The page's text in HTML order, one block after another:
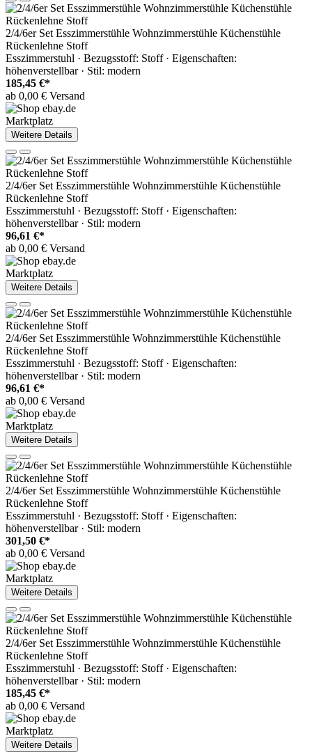
2/4/6er Set Esszimmerstühle Wohnzimmerstühle Küchenstühle
Rückenlehne Stoff
Esszimmerstuhl · Bezugsstoff: Stoff · Eigenschaften:
höhenverstellbar · Stil: modern
185,45 €*
ab 0,00 € Versand
Marktplatz
Weitere Details
2/4/6er Set Esszimmerstühle Wohnzimmerstühle Küchenstühle
Rückenlehne Stoff
Esszimmerstuhl · Bezugsstoff: Stoff · Eigenschaften:
höhenverstellbar · Stil: modern
96,61 €*
ab 0,00 € Versand
Marktplatz
Weitere Details
2/4/6er Set Esszimmerstühle Wohnzimmerstühle Küchenstühle
Rückenlehne Stoff
Esszimmerstuhl · Bezugsstoff: Stoff · Eigenschaften:
höhenverstellbar · Stil: modern
96,61 €*
ab 0,00 € Versand
Marktplatz
Weitere Details
2/4/6er Set Esszimmerstühle Wohnzimmerstühle Küchenstühle
Rückenlehne Stoff
Esszimmerstuhl · Bezugsstoff: Stoff · Eigenschaften:
höhenverstellbar · Stil: modern
301,50 €*
ab 0,00 € Versand
Marktplatz
Weitere Details
2/4/6er Set Esszimmerstühle Wohnzimmerstühle Küchenstühle
Rückenlehne Stoff
Esszimmerstuhl · Bezugsstoff: Stoff · Eigenschaften:
höhenverstellbar · Stil: modern
185,45 €*
ab 0,00 € Versand
Marktplatz
Weitere Details